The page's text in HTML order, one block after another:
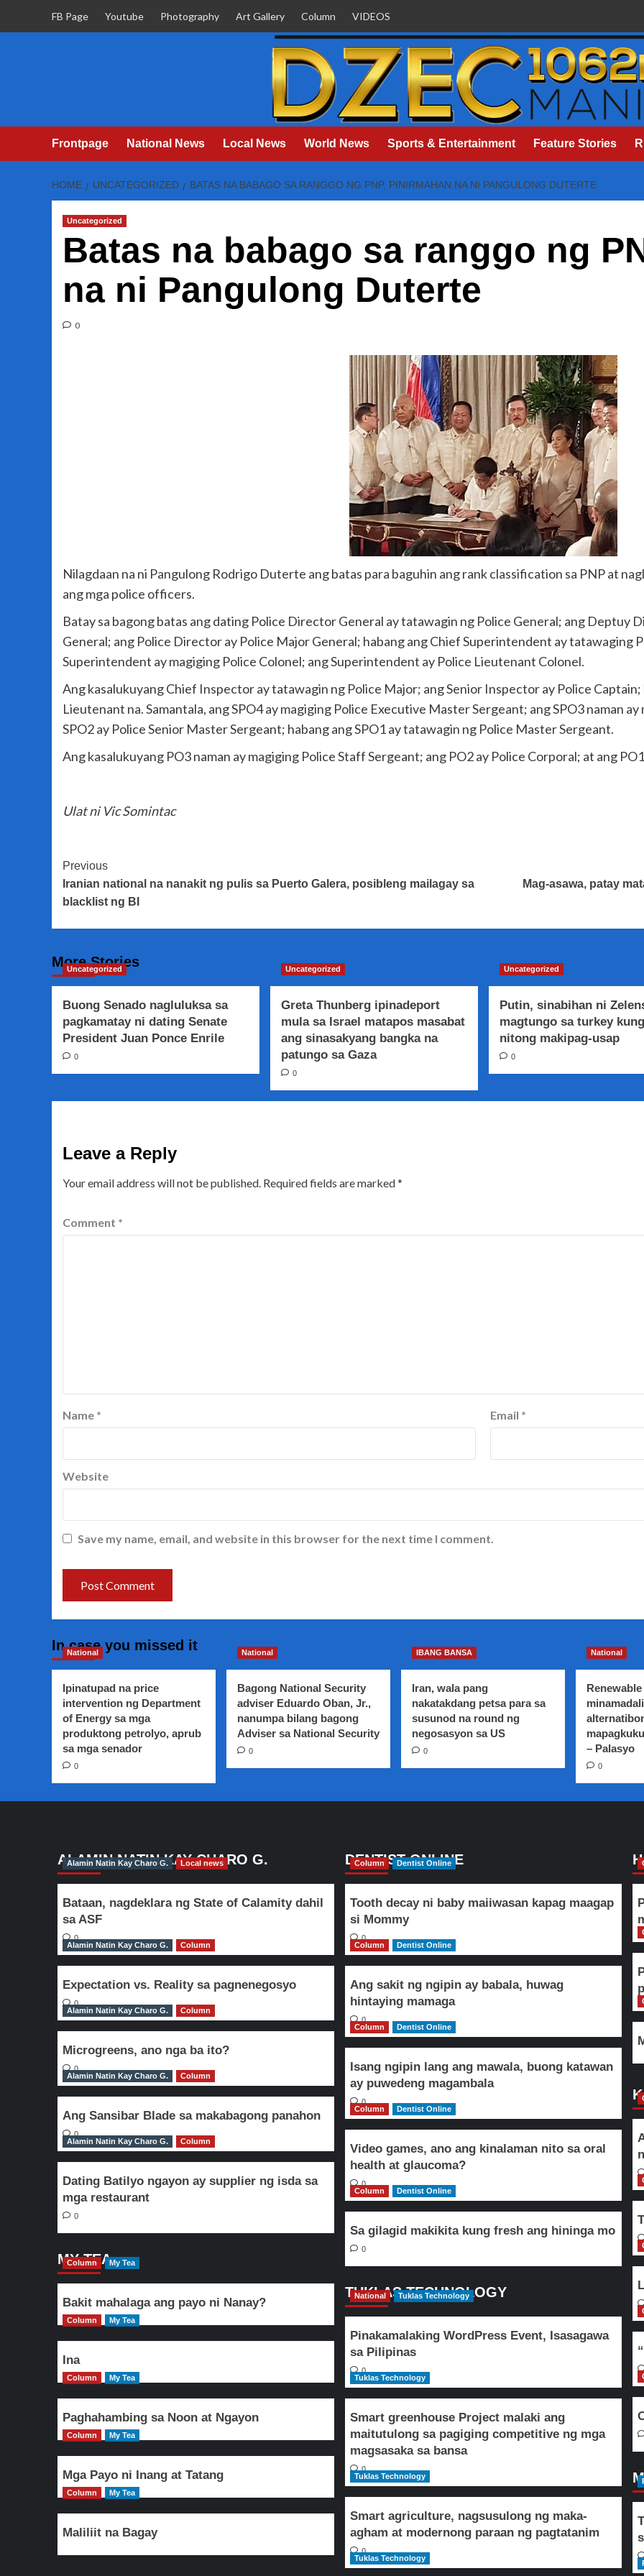
FB Page Youtube Photography Art Gallery Column VIDEOS
Frontpage National News Local News World News Sports & Entertainment Feature Stories
HOME UNCATEGORIZED BATAS NA BABAGO SA RANGGO NG PNP, PINIRMAHAN NA NI PANGULONG DUTERTE
Uncategorized
Batas na babago sa ranggo ng
na ni Pangulong Duterte
0
Nilagdaan na ni Pangulong Rodrigo Duterte ang batas para baguhin ang rank classification sa PNP at
ang mga police officers.
Batay sa bagong batas ang dating Police Director General ay tatawagin ng Police General; ang Deptuy
General; ang Police Director ay Police Major General; habang ang Chief Superintendent ay tatawaging
Superintendent ay magiging Police Colonel; ang Superintendent ay Police Lieutenant Colonel.
Ang kasalukuyang Chief Inspector ay tatawagin ng Police Major; ang Senior Inspector ay Police
Lieutenant na. Samantala, ang SPO4 ay magiging Police Executive Master Sergeant; ang SPO3 naman
SPO2 ay Police Senior Master Sergeant; habang ang SPO1 ay tatawagin ng Police Master Sergeant.
Ang kasalukuyang PO3 naman ay magiging Police Staff Sergeant; ang PO2 ay Police Corporal; at ang
Ulat ni Vic Somintac
Post
Navigation
Previous
Iranian national na nanakit ng pulis sa Puerto Galera, posibleng mailagay sa
blacklist ng BI
Mag-asawa, patay
More Stories
Uncategorized
Buong Senado nagluluksa sa
pagkamatay ni dating Senate
President Juan Ponce Enrile
0
Uncategorized
Greta Thunberg ipinadeport
mula sa Israel matapos masabat
ang sinasakyang bangka na
patungo sa Gaza
0
Uncategorized
Putin, sinabihan ni
magtungo sa turkey
nitong makipag-usap
0
Leave a Reply
Your email address will not be published. Required fields are marked*
Comment *
Name * Email *
Website
Save my name, email, and website in this browser for the next time I comment.
In case you missed it
National
Ipinatupad na price
intervention ng Department
of Energy sa mga
produktong petrolyo, aprub
sa mga senador
0
National
Bagong National Security
adviser Eduardo Oban, Jr.,
nanumpa bilang bagong
Adviser sa National Security
0
IBANG BANSA
Iran, wala pang
nakatakdang petsa para sa
susunod na round ng
negosasyon sa US
0
National
– Palasyo
0
ALAMIN NATIN KAY CHARO G.
Alamin Natin Kay Charo G. Local news
Bataan, nagdeklara ng State of Calamity dahil
sa ASF
0
Alamin Natin Kay Charo G.
Column
Expectation vs. Reality sa pagnenegosyo
0
Alamin Natin Kay Charo G.
Column
Microgreens, ano nga ba ito?
0
Alamin Natin Kay Charo G.
Column
Ang Sansibar Blade sa makabagong panahon
0
Alamin Natin Kay Charo G.
Column
Dating Batilyo ngayon ay supplier ng isda sa
mga restaurant
0
MY TEA
Column My Tea
Bakit mahalaga ang payo ni Nanay?
Column My Tea
Ina
Column My Tea
Paghahambing sa Noon at Ngayon
Column My Tea
Mga Payo ni Inang at Tatang
Column My Tea
Maliliit na Bagay
DENTIST ONLINE
Column Dentist Online
Tooth decay ni baby maiiwasan kapag maagap
si Mommy
0
Column
Dentist Online
Ang sakit ng ngipin ay babala, huwag
hintaying mamaga
0
Column
Dentist Online
Isang ngipin lang ang mawala, buong katawan
ay puwedeng magambala
0
Column
Dentist Online
Video games, ano ang kinalaman nito sa oral
health at glaucoma?
0
Column
Dentist Online
Sa gilagid makikita kung fresh ang hininga mo
0
TUKLAS TECHNOLOGY
National Tuklas Technology
Pinakamalaking WordPress Event, Isasagawa
sa Pilipinas
0
Tuklas Technology
Smart greenhouse Project malaki ang
maitutulong sa pagiging competitive ng mga
magsasaka sa bansa
0
Tuklas Technology
Smart agriculture, nagsusulong ng maka-
agham at modernong paraan ng pagtatanim
0
Tuklas Technology